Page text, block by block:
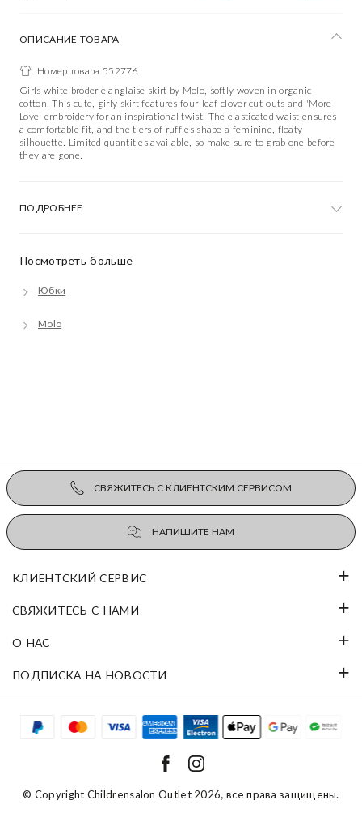
Посмотреть больше
Юбки
Molo
ОПИСАНИЕ ТОВАРА
Номер товара 552776
Girls white broderie anglaise skirt by Molo, softly woven in organic
cotton. This cute, girly skirt features four-leaf clover cut-outs and 'More
Love' embroidery for an inspirational twist. The elasticated waist ensures
a comfortable fit, and the tiers of ruffles shape a feminine, floaty
silhouette. Limited quantities available, so make sure to grab one before
they are gone.
ПОДРОБНЕЕ
СВЯЖИТЕСЬ С КЛИЕНТСКИМ СЕРВИСОМ
НАПИШИТЕ НАМ
КЛИЕНТСКИЙ СЕРВИС
СВЯЖИТЕСЬ С НАМИ
О НАС
ПОДПИСКА НА НОВОСТИ
© Copyright Childrensalon Outlet 2026, все права защищены.